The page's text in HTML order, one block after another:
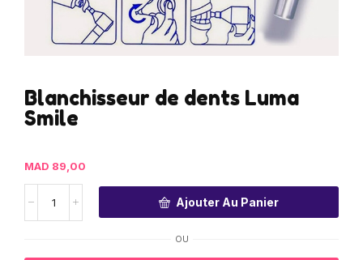
Blanchisseur de dents Luma
Smile
MAD 89,00
Ajouter Au Panier
OU